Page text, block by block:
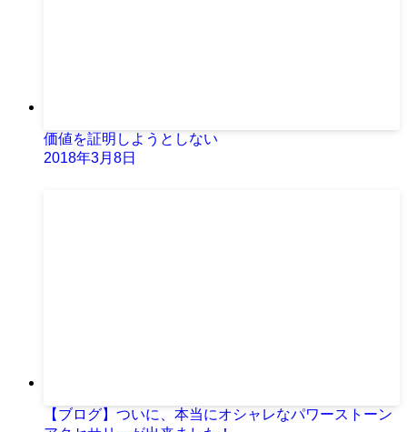
価値を証明しようとしない
2018年3月8日
【ブログ】ついに、本当にオシャレなパワーストーン